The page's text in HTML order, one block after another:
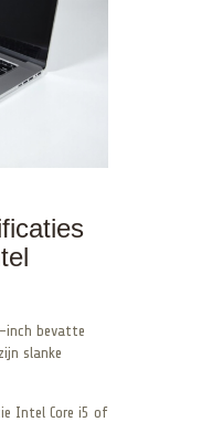
inch bevatte
slanke
Intel Core i5 of